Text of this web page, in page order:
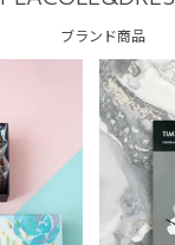
ブランド商品